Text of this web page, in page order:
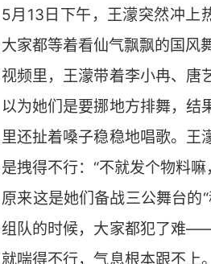
5月13日下午，王濛突然冲上
大家都等着看仙气飘飘的国风
视频里，王濛带着李小冉、唐
以为她们是要挪地方排舞，结
里还扯着嗓子稳稳地唱歌。王
是拽得不行：“不就发个物料
原来这是她们备战三公舞台的
组队的时候，大家都犯了难
就喘得不行，气息根本跟不上